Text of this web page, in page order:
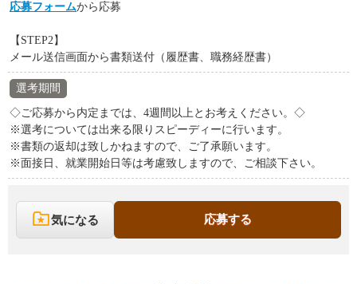
応募フォームから応募
【STEP2】
メール送信画面から書類送付（履歴書、職務経歴書）
選考期間
◇ご応募から内定までは、4週間以上とお考えください。◇
※選考については出来る限りスピーディーに行います。
※書類の返却は致しかねますので、ご了承願います。
※面接日、就業開始日等は考慮致しますので、ご相談下さい。
気になる 応募する